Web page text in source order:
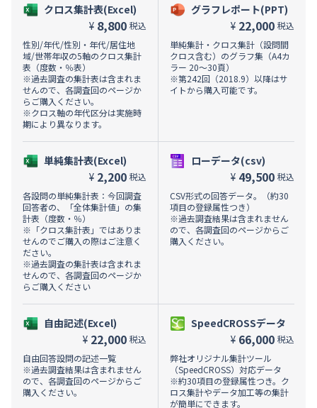
クロス集計表(Excel)
¥ 8,800 税込
性別/年代/性別・年代/居住地
域/世帯年収の5軸のクロス集計
表（度数・％表）
※過去調査の集計表は含まれま
せんので、各調査回のページか
らご購入ください。
※クロス軸の年代区分は実施時
期により異なります。
単純集計表(Excel)
¥ 2,200 税込
各設問の単純集計表：今回調査
回答者の、「全体集計値」の集
計表（度数・％）
※「クロス集計表」ではありま
せんのでご購入の際はご注意く
ださい。
※過去調査の集計表は含まれま
せんので、各調査回のページか
らご購入ください
自由記述(Excel)
¥ 22,000 税込
自由回答設問の記述一覧
※過去調査結果は含まれません
ので、各調査回のページからご
購入ください。
グラフレポート(PPT)
¥ 22,000 税込
単純集計・クロス集計（設問間
クロス含む）のグラフ集（A4カ
ラー 20～30頁）
※第242回（2018.9）以降はサ
イトから購入可能です。
ローデータ(csv)
¥ 49,500 税込
CSV形式の回答データ。（約30
項目の登録属性つき）
※過去調査結果は含まれません
ので、各調査回のページからご
購入ください。
SpeedCROSSデータ
¥ 66,000 税込
弊社オリジナル集計ツール
（SpeedCROSS）対応データ
※約30項目の登録属性つき。ク
ロス集計やデータ加工等の集計
が簡単にできます。